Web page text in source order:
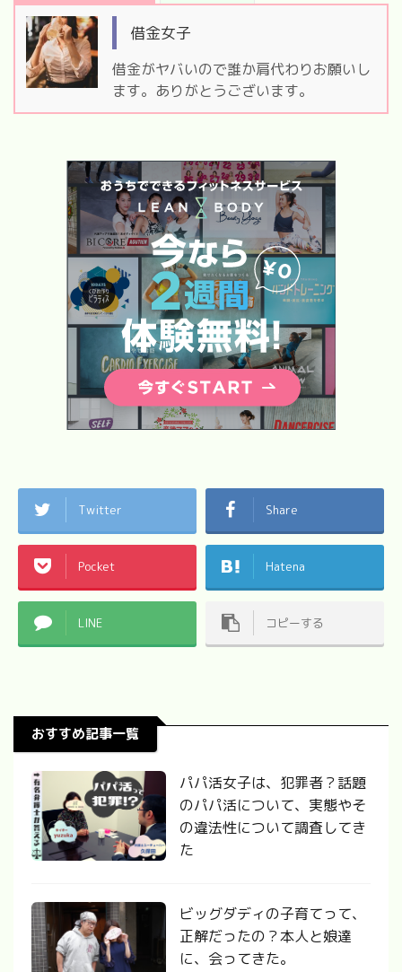
借金女子
借金がヤバいので誰か肩代わりお願いし
ます。ありがとうございます。
Twitter Share
Pocket Hatena
LINE コピーする
おすすめ記事一覧
パパ活女子は、犯罪者？話題
のパパ活について、実態やそ
の違法性について調査してき
た
ビッグダディの子育てって、
正解だったの？本人と娘達
に、会ってきた。